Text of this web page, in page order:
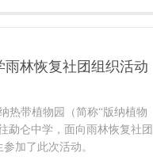
林恢复社团组织活动
热带植物园（简称“版纳植物
勐仑中学，面向雨林恢复社团
加了此次活动。